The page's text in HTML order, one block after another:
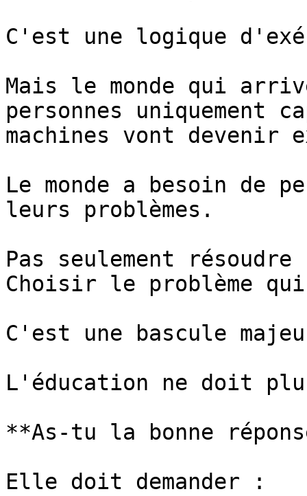
C'est une logique
Mais le monde qui
personnes uniquement
machines vont devenir
Le monde a besoin de
leurs problèmes.
Pas seulement résoudre
Choisir le problème
C'est une bascule
L'éducation ne doit
**As-tu la bonne
Elle doit demander :